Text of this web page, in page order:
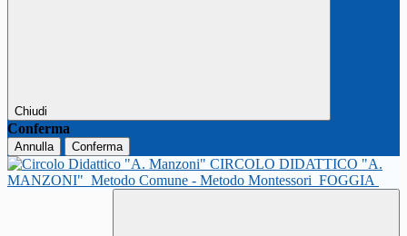
Chiudi
Conferma
Annulla Conferma
CIRCOLO DIDATTICO "A.
MANZONI" Metodo Comune - Metodo Montessori FOGGIA